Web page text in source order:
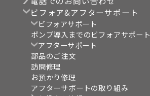
ビフォア&アフターサポート
ビフォアサポート
ポンプ導入までのビフォアサポート
アフターサポート
部品のご注文
訪問修理
お預かり修理
アフターサポートの取り組み